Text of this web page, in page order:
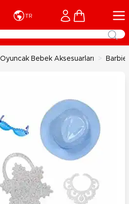
TR Cart
Oyuncak Bebek Aksesuarları >